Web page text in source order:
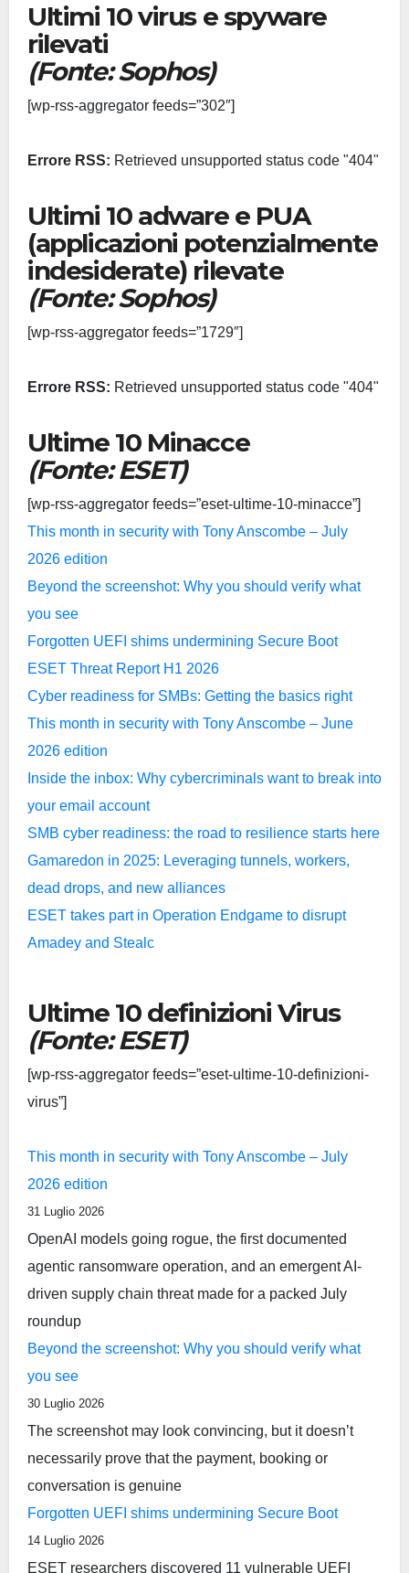
Ultimi 10 virus e spyware
rilevati
(Fonte: Sophos)
[wp-rss-aggregator feeds=”302″]
Errore RSS: Retrieved unsupported status code "404"
Ultimi 10 adware e PUA
(applicazioni potenzialmente
indesiderate) rilevate
(Fonte: Sophos)
[wp-rss-aggregator feeds=”1729″]
Errore RSS: Retrieved unsupported status code "404"
Ultime 10 Minacce
(Fonte: ESET)
[wp-rss-aggregator feeds=”eset-ultime-10-minacce”]
This month in security with Tony Anscombe – July
2026 edition
Beyond the screenshot: Why you should verify what
you see
Forgotten UEFI shims undermining Secure Boot
ESET Threat Report H1 2026
Cyber readiness for SMBs: Getting the basics right
This month in security with Tony Anscombe – June
2026 edition
Inside the inbox: Why cybercriminals want to break into
your email account
SMB cyber readiness: the road to resilience starts here
Gamaredon in 2025: Leveraging tunnels, workers,
dead drops, and new alliances
ESET takes part in Operation Endgame to disrupt
Amadey and Stealc
Ultime 10 definizioni Virus
(Fonte: ESET)
[wp-rss-aggregator feeds=”eset-ultime-10-definizioni-
virus”]
This month in security with Tony Anscombe – July
2026 edition
31 Luglio 2026
OpenAI models going rogue, the first documented
agentic ransomware operation, and an emergent AI-
driven supply chain threat made for a packed July
roundup
Beyond the screenshot: Why you should verify what
you see
30 Luglio 2026
The screenshot may look convincing, but it doesn’t
necessarily prove that the payment, booking or
conversation is genuine
Forgotten UEFI shims undermining Secure Boot
14 Luglio 2026
ESET researchers discovered 11 vulnerable UEFI